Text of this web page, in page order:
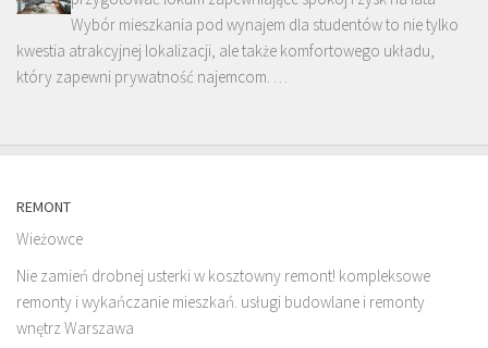
Wybór mieszkania pod wynajem dla studentów to nie tylko
kwestia atrakcyjnej lokalizacji, ale także komfortowego układu,
który zapewni prywatność najemcom. …
REMONT
Wieżowce
Nie zamień drobnej usterki w kosztowny remont! kompleksowe
remonty i wykańczanie mieszkań. usługi budowlane i remonty
wnętrz Warszawa